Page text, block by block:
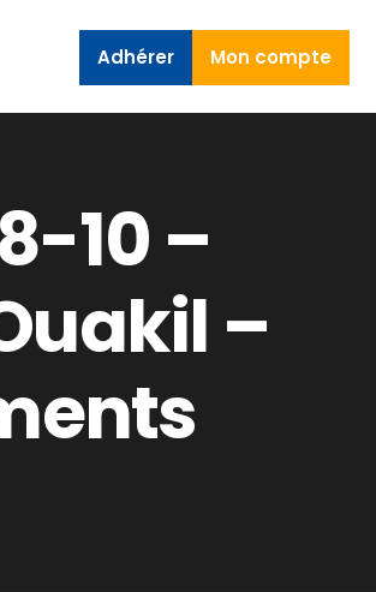
Mon compte
Adhérer
10 –
–